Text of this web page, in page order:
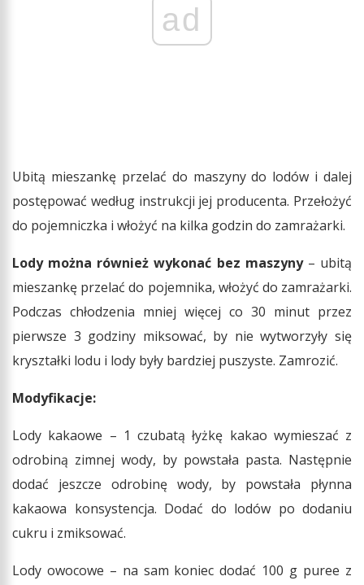
ad
Ubitą mieszankę przelać do maszyny do lodów i dalej
postępować według instrukcji jej producenta. Przełożyć
do pojemniczka i włożyć na kilka godzin do zamrażarki.
Lody można również wykonać bez maszyny– ubitą
mieszankę przelać do pojemnika, włożyć do zamrażarki.
Podczas chłodzenia mniej więcej co 30 minut przez
pierwsze 3 godziny miksować, by nie wytworzyły się
kryształki lodu i lody były bardziej puszyste. Zamrozić.
Modyfikacje:
Lody kakaowe – 1 czubatą łyżkę kakao wymieszać z
odrobiną zimnej wody, by powstała pasta. Następnie
dodać jeszcze odrobinę wody, by powstała płynna
kakaowa konsystencja. Dodać do lodów po dodaniu
cukru i zmiksować.
Lody owocowe – na sam koniec dodać 100 g puree z